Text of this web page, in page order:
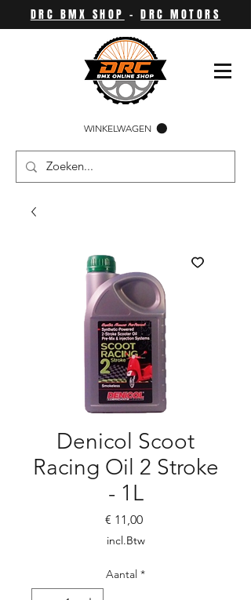
DRC BMX SHOP -DRC MOTORS
WINKELWAGEN
Denicol Scoot
Racing Oil 2 Stroke
- 1L
€ 11,00Prijs
incl.Btw
Aantal *